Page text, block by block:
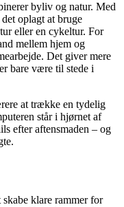
byliv og natur. Med
oplagt at bruge
eller en cykeltur. For
mellem hjem og
Det giver mere
bare være til stede i
at trække en tydelig
står i hjørnet af
efter aftensmaden – og
klare rammer for